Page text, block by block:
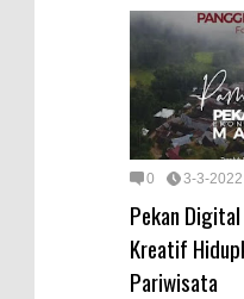
0 3-3-2022
Pekan
Kreatif
Pariwisata